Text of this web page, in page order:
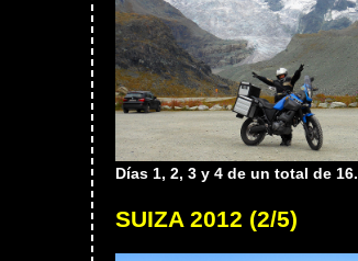
Días 1, 2, 3 y 4 de un total de 16.
SUIZA 2012 (2/5)